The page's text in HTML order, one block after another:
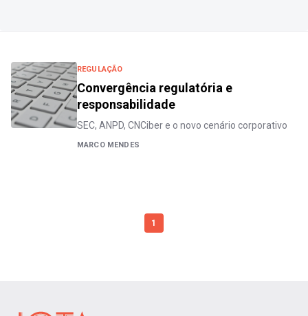
REGULAÇÃO
Convergência regulatória e
responsabilidade
SEC, ANPD, CNCiber e o novo cenário corporativo
MARCO MENDES
1